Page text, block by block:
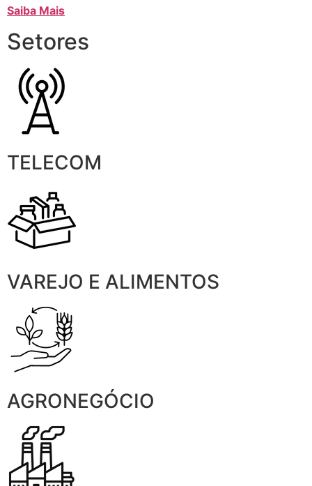
Saiba Mais
Setores
TELECOM
VAREJO E ALIMENTOS
AGRONEGÓCIO